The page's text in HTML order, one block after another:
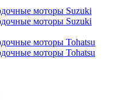
моторы Suzuki
моторы Suzuki
моторы Tohatsu
моторы Tohatsu